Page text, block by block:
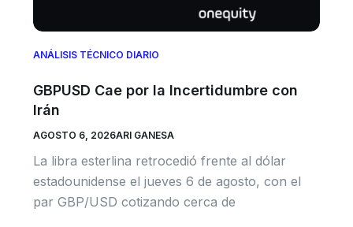
ANÁLISIS TÉCNICO DIARIO
GBPUSD Cae por la Incertidumbre con
Irán
AGOSTO 6, 2026ARI GANESA
La libra esterlina retrocedió frente al dólar
estadounidense el jueves 6 de agosto, con el
par GBP/USD cotizando cerca de